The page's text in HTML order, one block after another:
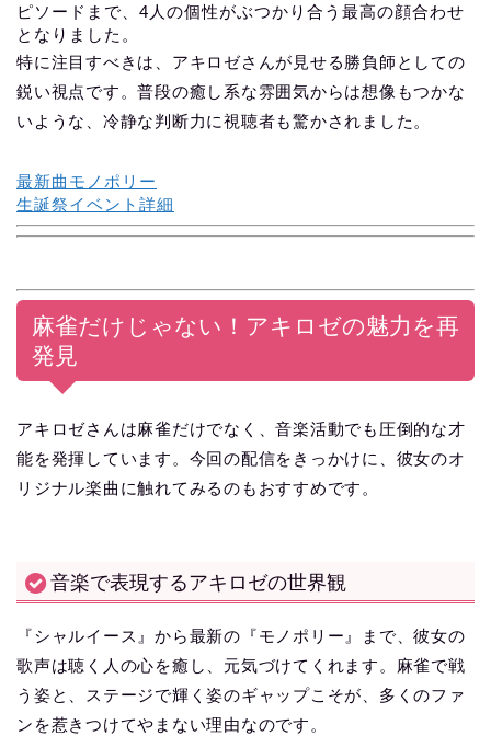
ピソードまで、4人の個性がぶつかり合う最高の顔合わせ
となりました。
特に注目すべきは、アキロゼさんが見せる勝負師としての
鋭い視点です。普段の癒し系な雰囲気からは想像もつかな
いような、冷静な判断力に視聴者も驚かされました。
最新曲モノポリー
生誕祭イベント詳細
麻雀だけじゃない！アキロゼの魅力を再
発見
アキロゼさんは麻雀だけでなく、音楽活動でも圧倒的な才
能を発揮しています。今回の配信をきっかけに、彼女のオ
リジナル楽曲に触れてみるのもおすすめです。
音楽で表現するアキロゼの世界観
『シャルイース』から最新の『モノポリー』まで、彼女の
歌声は聴く人の心を癒し、元気づけてくれます。麻雀で戦
う姿と、ステージで輝く姿のギャップこそが、多くのファ
ンを惹きつけてやまない理由なのです。